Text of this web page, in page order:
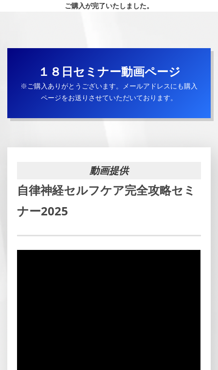
ご購入が完了いたしました。
１８日セミナー動画ページ
※ご購入ありがとうございます。メールアドレスにも購入
ページをお送りさせていただいております。
動画提供
自律神経セルフケア完全攻略セミ
ナー2025